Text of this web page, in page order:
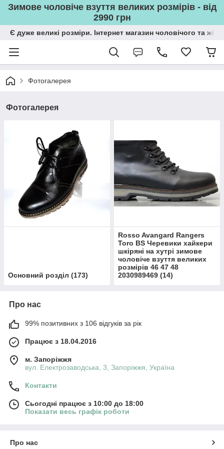
Зимове чоловіче взуття великих розмірів - від
2990 грн
Є дуже великі розміри. Інтернет магазин чоловічого та
Фотогалерея
Фотогалерея
Основний розділ (173)
Rosso Avangard Rangers
Toro BS Черевики хайкери
шкіряні на хутрі зимове
чоловіче взуття великих
розмірів 46 47 48
2030989469 (14)
Про нас
99% позитивних з 106 відгуків за рік
Працює з 18.04.2016
м. Запоріжжя
вул. Електрозаводська, 3, Запоріжжя, Україна
Контакти
Сьогодні працює з 10:00 до 18:00
Показати весь графік роботи
Про нас